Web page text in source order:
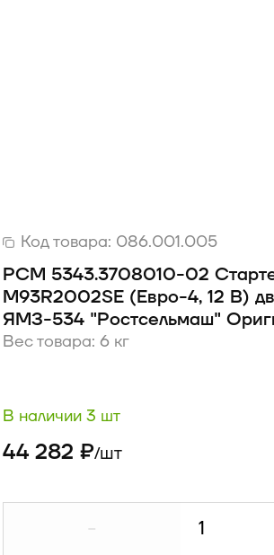
Код товара: 086.001.005
РСМ 5343.3708010-02
M93R2002SE (Евро-4, 12 В)
ЯМЗ-534 "Ростсельмаш"
Вес товара: 6 кг
В наличии 3 шт
44 282 ₽/шт